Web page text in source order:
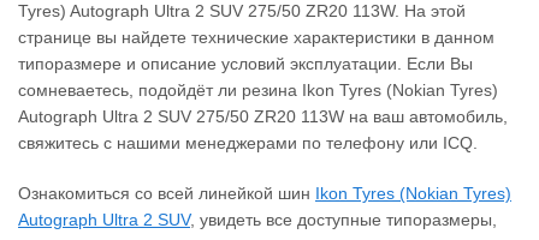
Tyres) Autograph Ultra 2 SUV 275/50 ZR20 113W. На этой
странице вы найдете технические характеристики в данном
типоразмере и описание условий эксплуатации. Если Вы
сомневаетесь, подойдёт ли резина Ikon Tyres (Nokian Tyres)
Autograph Ultra 2 SUV 275/50 ZR20 113W на ваш автомобиль,
свяжитесь с нашими менеджерами по телефону или ICQ.
Ознакомиться со всей линейкой шин Ikon Tyres (Nokian Tyres)
Autograph Ultra 2 SUV, увидеть все доступные типоразмеры,